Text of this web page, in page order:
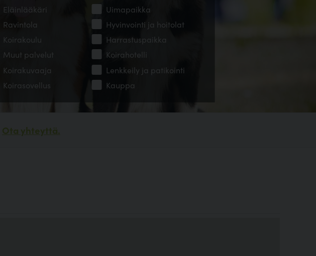
Eläinlääkäri
Uimapaikka
Ravintola
Hyvinvointi ja hoitolat
Koirakoulu
Harrastuspaikka
Muut palvelut
Koirahotelli
Koirakuvaaja
Lenkkeily ja patikointi
Koirasovellus
Kauppa
Ota yhteyttä.